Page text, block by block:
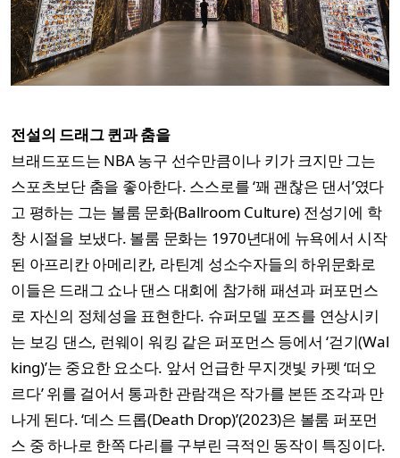
전설의 드래그 퀸과 춤을
브래드포드는 NBA 농구 선수만큼이나 키가 크지만 그는
스포츠보단 춤을 좋아한다. 스스로를 ‘꽤 괜찮은 댄서’였다
고 평하는 그는 볼룸 문화(Ballroom Culture) 전성기에 학
창 시절을 보냈다. 볼룸 문화는 1970년대에 뉴욕에서 시작
된 아프리칸 아메리칸, 라틴계 성소수자들의 하위문화로
이들은 드래그 쇼나 댄스 대회에 참가해 패션과 퍼포먼스
로 자신의 정체성을 표현한다. 슈퍼모델 포즈를 연상시키
는 보깅 댄스, 런웨이 워킹 같은 퍼포먼스 등에서 ‘걷기(Wal
king)’는 중요한 요소다. 앞서 언급한 무지갯빛 카펫 ‘떠오
르다’ 위를 걸어서 통과한 관람객은 작가를 본뜬 조각과 만
나게 된다. ‘데스 드롭(Death Drop)’(2023)은 볼룸 퍼포먼
스 중 하나로 한쪽 다리를 구부린 극적인 동작이 특징이다.